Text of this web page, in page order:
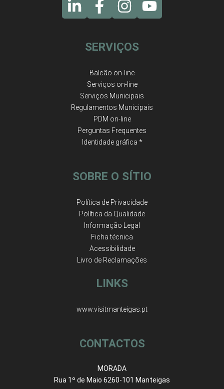
SERVIÇOS
Balcão on-line
Serviços on-line
Serviços Municipais
Regulamentos Municipais
PDM on-line
Perguntas Frequentes
Identidade gráfica *
SOBRE O SÍTIO
Política de Privacidade
Política da Qualidade
Informação Legal
Ficha técnica
Acessibilidade
Livro de Reclamações
LINKS
www.visitmanteigas.pt
CONTACTOS
MORADA
Rua 1º de Maio 6260-101 Manteigas